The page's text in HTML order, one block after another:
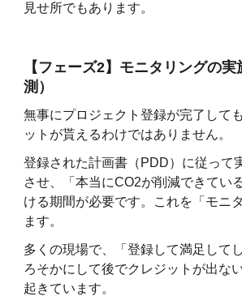
見せ所でもあります。
【フェーズ2】モニタリングの
測）
無事にプロジェクト登録が完了して
ットが貰えるわけではありません。
登録された計画書（PDD）に従って
させ、「本当にCO2が削減できてい
ける期間が必要です。これを「モニ
ます。
多くの現場で、「登録して満足して
ろそかにして後でクレジットが出な
起きています。